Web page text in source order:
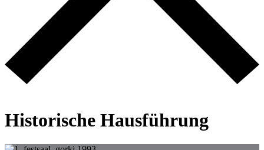
Historische Hausführung